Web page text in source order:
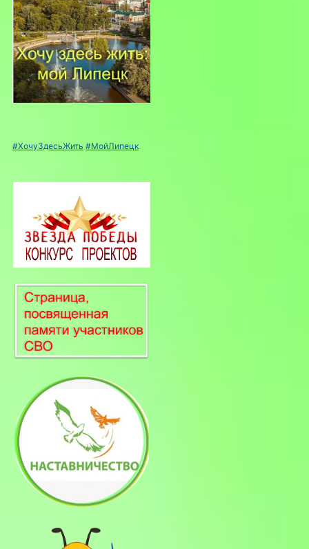
#ХочуЗдесьЖить #МойЛипецк